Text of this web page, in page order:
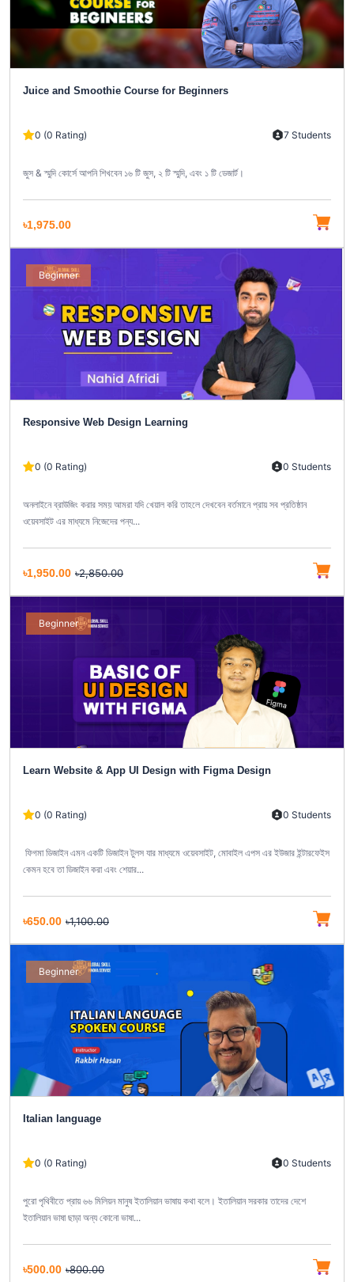
Juice and Smoothie Course for Beginners
0 (0 Rating) 7 Students
জুস & স্মুদি কোর্সে আপনি শিখবেন ১৬ টি জুস, ২ টি স্মুদি, এবং ১ টি ডেজার্ট।
৳1,975.00
Beginner
Responsive Web Design Learning
0 (0 Rating) 0 Students
অনলাইনে ব্রাউজিং করার সময় আমরা যদি খেয়াল করি তাহলে দেখবেন বর্তমানে প্রায় সব প্রতিষ্ঠান
ওয়েবসাইট এর মাধ্যমে নিজেদের পন্য...
৳1,950.00 ৳2,850.00
Beginner
Learn Website & App UI Design with Figma Design
0 (0 Rating) 0 Students
ফিগমা ডিজাইন এমন একটি ডিজাইন টুলস যার মাধ্যমে ওয়েবসাইট, মোবাইল এপস এর ইউজার ইন্টারফেইস
কেমন হবে তা ডিজাইন করা এবং শেয়ার...
৳650.00 ৳1,100.00
Beginner
Italian language
0 (0 Rating) 0 Students
পুরো পৃথিবীতে প্রায় ৬৬ মিলিয়ন মানুষ ইতালিয়ান ভাষায় কথা বলে। ইতালিয়ান সরকার তাদের দেশে
ইতালিয়ান ভাষা ছাড়া অন্য কোনো ভাষা...
৳500.00 ৳800.00